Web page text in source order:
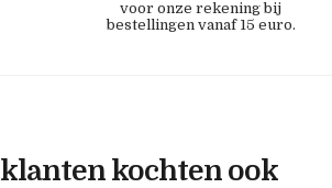
voor onze rekening bij
bestellingen vanaf 15 euro.
kochten ook